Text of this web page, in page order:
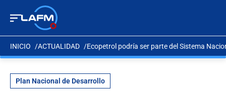
INICIO ACTUALIDAD Ecopetrol podría ser parte del Sistema
Plan Nacional de Desarrollo